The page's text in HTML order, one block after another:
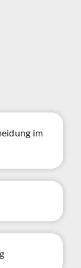
im